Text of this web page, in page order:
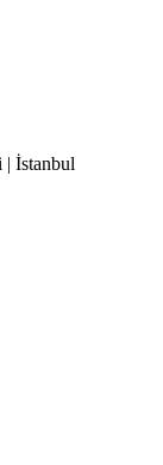
| İstanbul